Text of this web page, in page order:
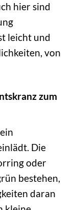
hier sind
leicht und
von
zum
Die
oder
bestehen,
daran